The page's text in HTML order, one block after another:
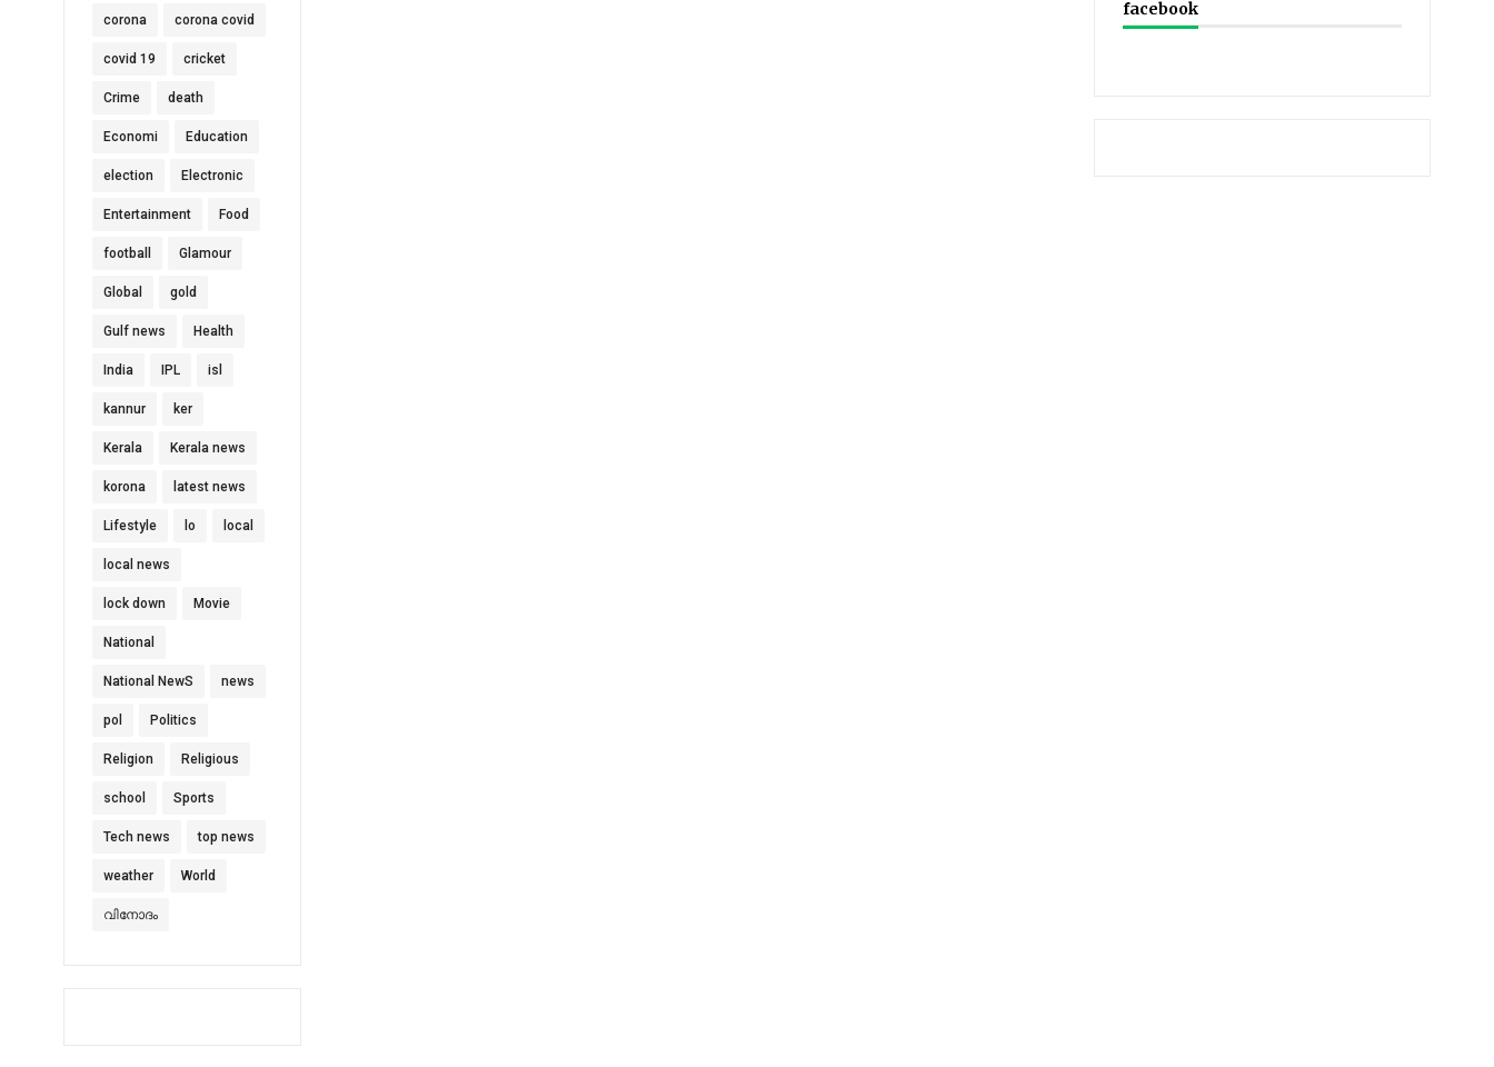
corona corona covid
covid 19 cricket
Crime death
Economi Education
election Electronic
Entertainment Food
football Glamour
Global gold
Gulf news Health
India IPL isl
kannur ker
Kerala Kerala news
korona latest news
Lifestyle lo local
local news
lock down Movie
National
National NewS news
pol Politics
Religion Religious
school Sports
Tech news top news
weather World
വിനോദം
facebook